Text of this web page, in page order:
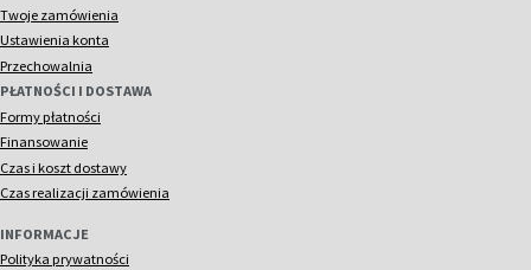
Twoje zamówienia
Ustawienia konta
Przechowalnia
PŁATNOŚCI I DOSTAWA
Formy płatności
Finansowanie
Czas i koszt dostawy
Czas realizacji zamówienia
INFORMACJE
Polityka prywatności